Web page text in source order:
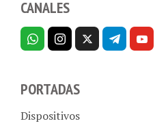
CANALES
PORTADAS
Dispositivos